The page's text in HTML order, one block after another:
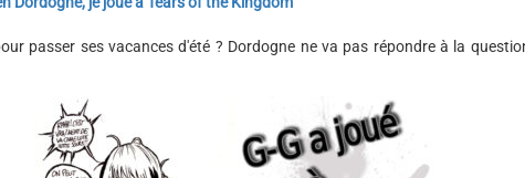
passer ses vacances d'été ? Dordogne ne va pas répondre à la